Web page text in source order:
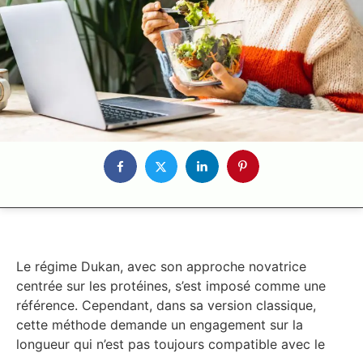
Le régime Dukan, avec son approche novatrice
centrée sur les protéines, s’est imposé comme une
référence. Cependant, dans sa version classique,
cette méthode demande un engagement sur la
longueur qui n’est pas toujours compatible avec le